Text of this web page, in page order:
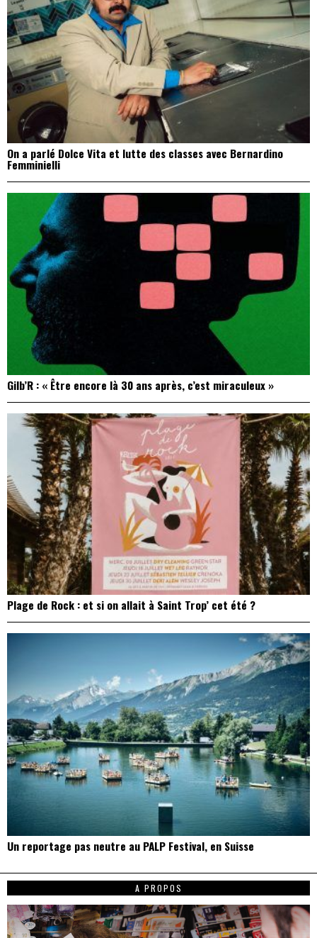
On a parlé Dolce Vita et lutte des classes avec Bernardino
Femminielli
Gilb’R : « Être encore là 30 ans après, c’est miraculeux »
Plage de Rock : et si on allait à Saint Trop’ cet été ?
Un reportage pas neutre au PALP Festival, en Suisse
A PROPOS